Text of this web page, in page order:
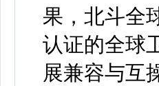
果，北斗全
认证的全球
展兼容与互